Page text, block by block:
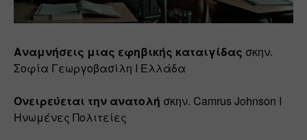
Αναμνήσεις μιας εφηβικής καταιγίδας σκην.
Σοφία Γεωργοβασίλη Ι Ελλάδα
Ονειρεύεται την ανατολή σκην. Camrus Johnson Ι
Ηνωμένες Πολιτείες